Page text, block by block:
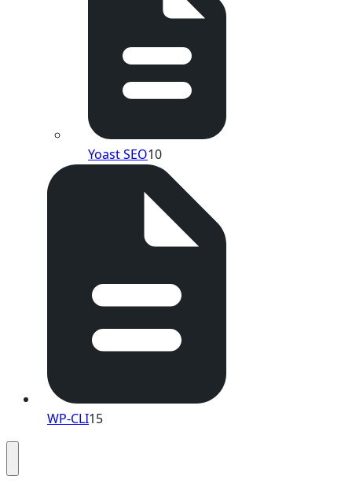
Yoast SEO10
WP-CLI15